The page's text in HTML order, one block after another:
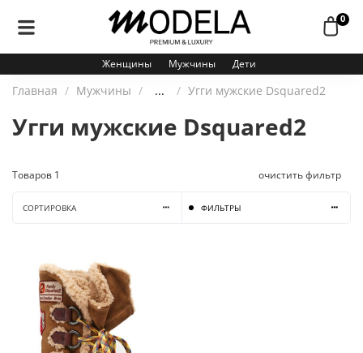
0
Женщины Мужчины Дети
Главная Мужчины ... Угги мужские Dsquared2
Угги мужские Dsquared2
Товаров 1 очистить фильтр
СОРТИРОВКА ФИЛЬТРЫ